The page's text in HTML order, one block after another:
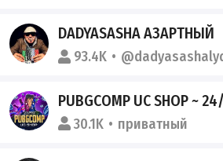
DADYASASHA АЗАРТНЫЙ
93.4K
PUBGCOMP UC SHOP ~
30.1K приватный